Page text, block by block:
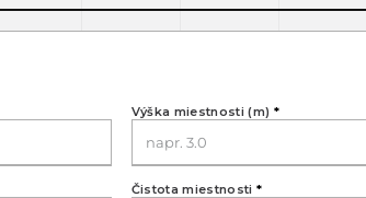
Výška miestnosti (m) *
Čistota miestnosti *